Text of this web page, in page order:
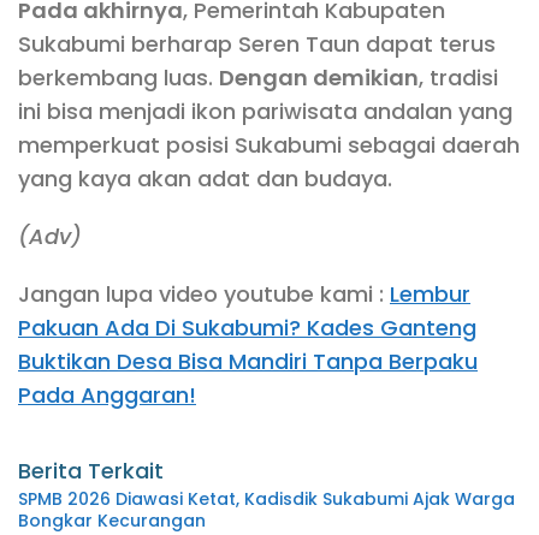
Pada akhirnya, Pemerintah Kabupaten
Sukabumi berharap Seren Taun dapat terus
berkembang luas. Dengan demikian, tradisi
ini bisa menjadi ikon pariwisata andalan yang
memperkuat posisi Sukabumi sebagai daerah
yang kaya akan adat dan budaya.
(Adv)
Jangan lupa video youtube kami : Lembur
Pakuan Ada Di Sukabumi? Kades Ganteng
Buktikan Desa Bisa Mandiri Tanpa Berpaku
Pada Anggaran!
Berita Terkait
SPMB 2026 Diawasi Ketat, Kadisdik Sukabumi Ajak Warga
Bongkar Kecurangan